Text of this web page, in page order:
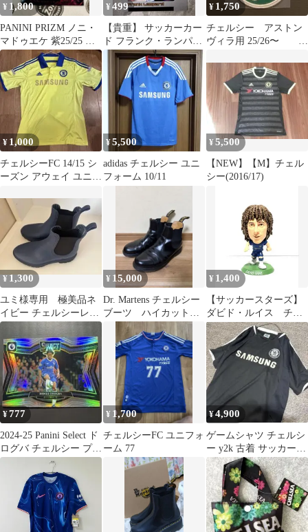
¥ 1,800
PANINI PRIZM ノニ・
マドゥエケ 紫25/25 チ
ェルシーFC
¥499
【貴重】 サッカーカー
ド フランク・ランパー
ド チェルシーFC
¥ 1,750
チェルシー アストン
ヴィラ用 25/26〜 カ
¥ 1,000
チェルシーFC 14/15 シ
ーズン アウェイ ユニフ
¥5,500
adidas チェルシー ユニ
フォーム 10/11
¥5,500
【NEW】【M】チェル
シー(2016/17)
¥1,300
ユミ様専用 極美品ネ
イビー チェルシーレイ
ンブーツ
¥ 15,000
Dr. Martens チェルシー
ブーツ ハイカット
ブラック 27cm
¥ 1,400
【サッカースターズ】
ダビド・ルイス チェ
ルシー ホーム 極美
品
¥777
2024-25 Panini Select ド
ログバ チェルシー プリ
ズム
¥ 1,700
チェルシーFC ユニフォ
ーム 77
¥4,900
ゲームシャツ チェルシ
ー y2k 古着 サッカー
ユニフォーム Tシャツ